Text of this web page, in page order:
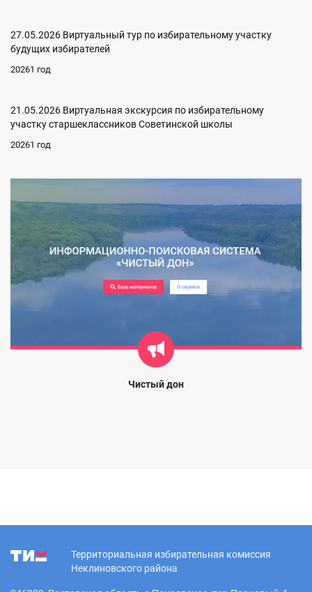
27.05.2026 Виртуальный тур по избирательному участку
будущих избирателей
20261 год
21.05.2026 Виртуальная экскурсия по избирательному
участку старшеклассников Советинской школы
20261 год
Чистый дон
Территориальная избирательная комиссия
Неклиновского района